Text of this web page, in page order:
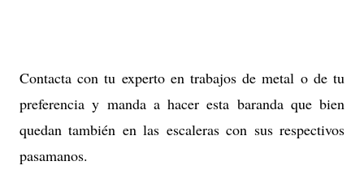
Contacta con tu experto en trabajos de metal o de tu
preferencia y manda a hacer esta baranda que bien
quedan también en las escaleras con sus respectivos
pasamanos.